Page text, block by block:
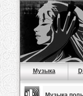
Музыка